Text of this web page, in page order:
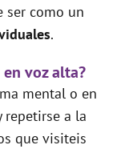
ser como un
.
voz alta?
mental o en
repetirse a la
que visiteis